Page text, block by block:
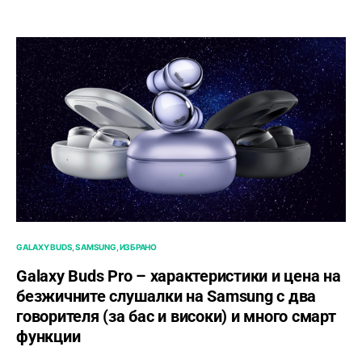
GALAXY BUDS SAMSUNG ИЗБРАНО
Galaxy Buds Pro – характеристики и цена на
безжичните слушалки на Samsung с два
говорителя (за бас и високи) и много смарт
функции